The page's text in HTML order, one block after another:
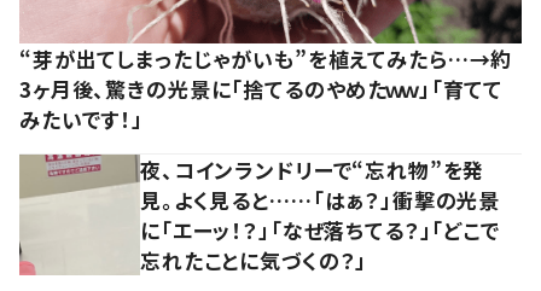
“芽が出てしまったじゃがいも”を植えてみたら…→約
3ヶ月後、驚きの光景に「捨てるのやめたｗｗ」「育てて
みたいです！」
夜、コインランドリーで“忘れ物”を発
見。よく見ると……「はぁ？」衝撃の光景
に「エーッ！？」「なぜ落ちてる？」「どこで
忘れたことに気づくの？」